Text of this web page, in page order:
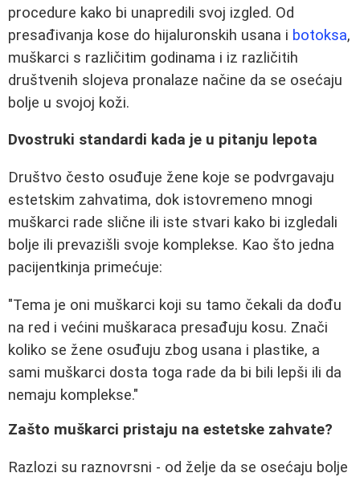
procedure kako bi unapredili svoj izgled. Od
presađivanja kose do hijaluronskih usana i botoksa,
muškarci s različitim godinama i iz različitih
društvenih slojeva pronalaze načine da se osećaju
bolje u svojoj koži.
Dvostruki standardi kada je u pitanju lepota
Društvo često osuđuje žene koje se podvrgavaju
estetskim zahvatima, dok istovremeno mnogi
muškarci rade slične ili iste stvari kako bi izgledali
bolje ili prevazišli svoje komplekse. Kao što jedna
pacijentkinja primećuje:
"Tema je oni muškarci koji su tamo čekali da dođu
na red i većini muškaraca presađuju kosu. Znači
koliko se žene osuđuju zbog usana i plastike, a
sami muškarci dosta toga rade da bi bili lepši ili da
nemaju komplekse."
Zašto muškarci pristaju na estetske zahvate?
Razlozi su raznovrsni - od želje da se osećaju bolje